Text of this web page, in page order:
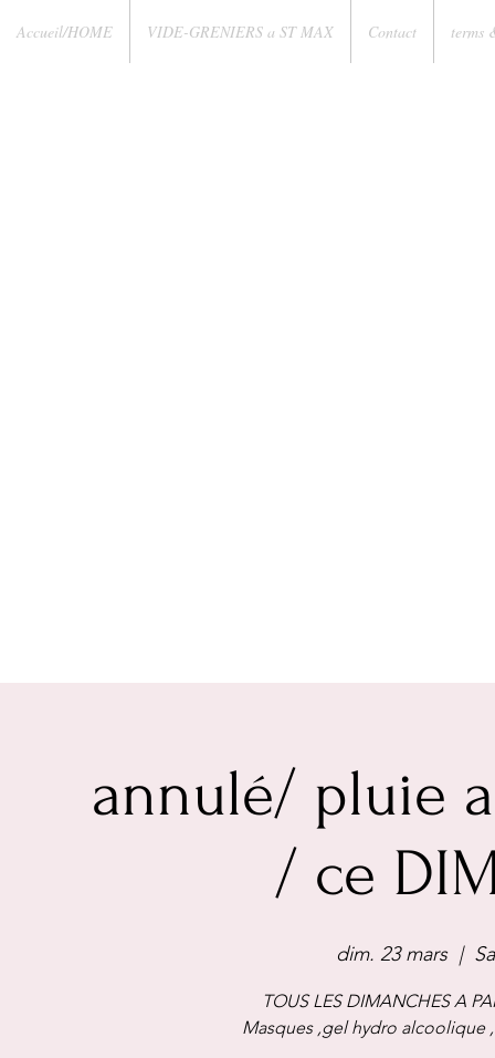
Accueil/HOME VIDE-GRENIERS a ST MAX Contact terms
annulé/ pluie
/ ce
dim. 23 mars
  |
TOUS LES DIMANCHES A
Masques ,gel hydro alcoolique